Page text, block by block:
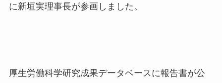
に新垣実理事長が参画しました。
厚生労働科学研究成果データベースに報告書が公